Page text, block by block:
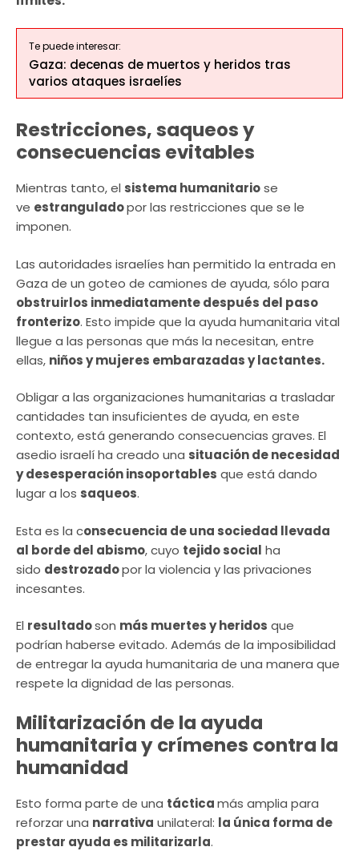
Te puede interesar:
Gaza: decenas de muertos y heridos tras
varios ataques israelíes
Restricciones, saqueos y
consecuencias evitables
Mientras tanto, el sistema humanitariose
ve estranguladopor las restricciones que se le
imponen.
Las autoridades israelíes han permitido la entrada en
Gaza de un goteo de camiones de ayuda, sólo para
obstruirlos inmediatamente después del paso
fronterizo. Esto impide que la ayuda humanitaria vital
llegue a las personas que más la necesitan, entre
ellas, niños y mujeres embarazadas y lactantes.
Obligar a las organizaciones humanitarias a trasladar
cantidades tan insuficientes de ayuda, en este
contexto, está generando consecuencias graves. El
asedio israelí ha creado una situación de necesidad
y desesperación insoportables que está dando
lugar a los saqueos.
Esta es la consecuencia de una sociedad llevada
al borde del abismo, cuyo tejido social ha
sido destrozadopor la violencia y las privaciones
incesantes.
El resultadoson más muertes y heridos que
podrían haberse evitado. Además de la imposibilidad
de entregar la ayuda humanitaria de una manera que
respete la dignidad de las personas.
Militarización de la ayuda
humanitaria y crímenes contra la
humanidad
Esto forma parte de una tácticamás amplia para
reforzar una narrativa unilateral: la única forma de
prestar ayuda es militarizarla.